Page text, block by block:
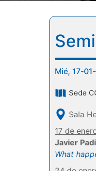
Mié, 17-
Sede
Sala
17 de
Javier
What